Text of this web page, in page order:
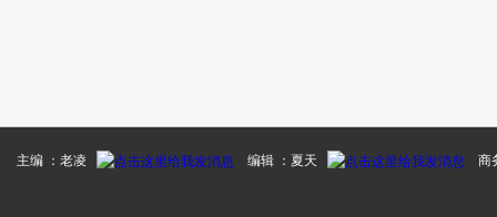
主编 ：老凌 编辑 ：夏天 商